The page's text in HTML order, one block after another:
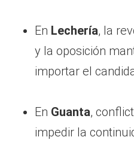
En Lechería, la
y la oposición
importar el
En Guanta,
impedir la